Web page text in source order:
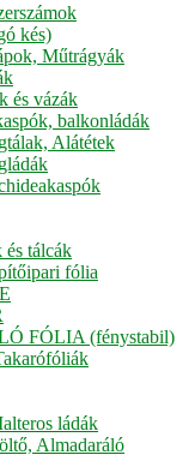
kés)
Műtrágyák
és vázák
balkonládák
Alátétek
és tálcák
fólia
FÓLIA (fénystabil)
ládák
Almadaráló